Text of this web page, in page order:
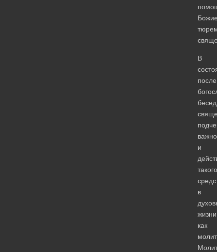
В
после
и
такого
в
как